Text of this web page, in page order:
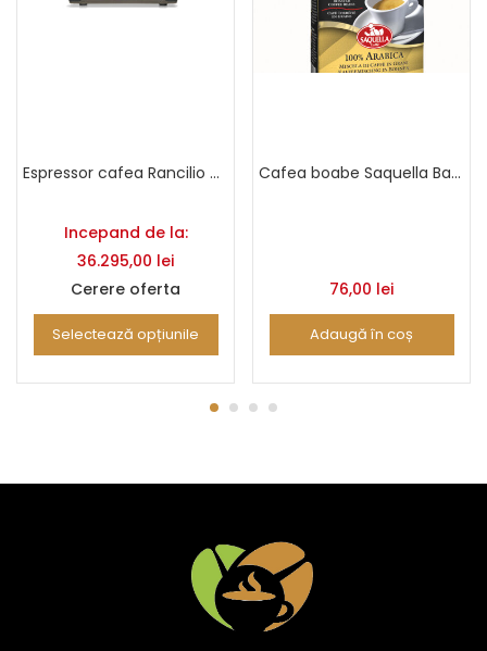
Espressor cafea Rancilio Classe 11 USB
Incepand de la:
36.295,00 lei
Cerere oferta
Selectează opțiunile
Cafea boabe Saquella Bar Italia 100% Arabica 500g
76,00 lei
Adaugă în coș